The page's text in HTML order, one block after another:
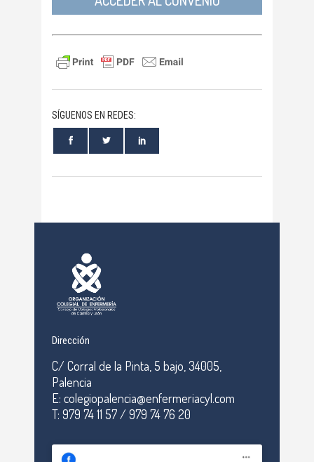
SÍGUENOS EN REDES:
Dirección
C/ Corral de la Pinta, 5 bajo, 34005,
Palencia
E: colegiopalencia@enfermeriacyl.com
T: 979 74 11 57 / 979 74 76 20